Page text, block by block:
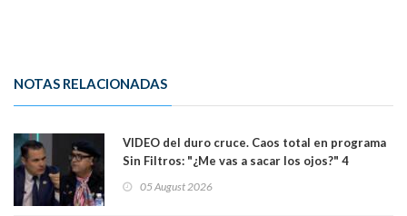
NOTAS RELACIONADAS
VIDEO del duro cruce. Caos total en programa
Sin Filtros: "¿Me vas a sacar los ojos?" 4
excarabinero que dejó ciego a Gustavo Gatica:
05 August 2026